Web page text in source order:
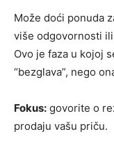
Može doći ponuda
više odgovornosti
Ovo je faza u kojoj
“bezglava”, nego
Fokus: govorite o
prodaju vašu priču.